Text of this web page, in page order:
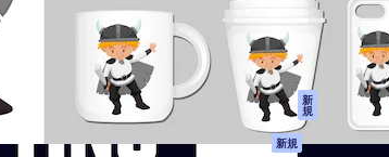
AI 音声合成ツール
ストックコンテン
Claude/ChatGPT
向けMCP
新
規
エージェント 新規
プラ
シー
オリ
クッ
トラ
アフ